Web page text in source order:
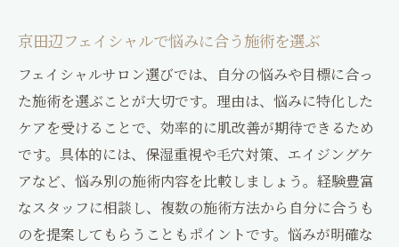
京田辺フェイシャルで悩みに合う施術を選ぶ
フェイシャルサロン選びでは、自分の悩みや目標に合っ
た施術を選ぶことが大切です。理由は、悩みに特化した
ケアを受けることで、効率的に肌改善が期待できるため
です。具体的には、保湿重視や毛穴対策、エイジングケ
アなど、悩み別の施術内容を比較しましょう。経験豊富
なスタッフに相談し、複数の施術方法から自分に合うも
のを提案してもらうこともポイントです。悩みが明確な